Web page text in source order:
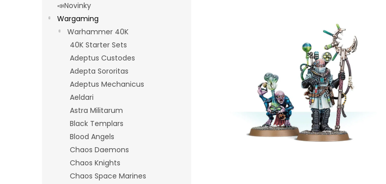
📣Novinky
Wargaming
Warhammer 40K
40K Starter Sets
Adeptus Custodes
Adepta Sororitas
Adeptus Mechanicus
Aeldari
Astra Militarum
Black Templars
Blood Angels
Chaos Daemons
Chaos Knights
Chaos Space Marines